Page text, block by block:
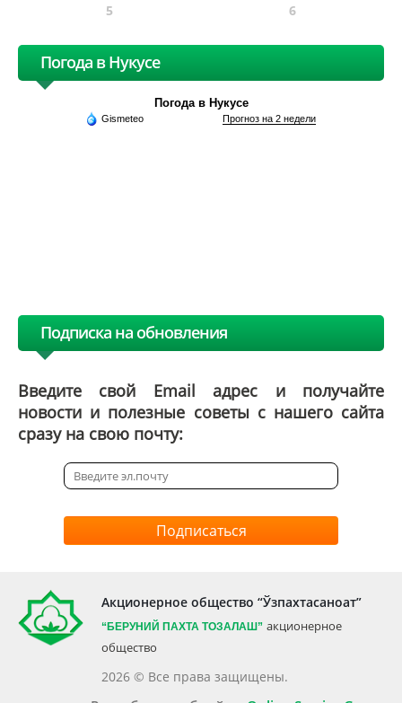
5
6
Погода в Нукусе
Погода в Нукусе
Gismeteo Прогноз на 2 недели
Подписка на обновления
Введите свой Email адрес и получайте
новости и полезные советы с нашего сайта
сразу на свою почту:
Подписаться
Акционерное общество “Ўзпахтасаноат”
“БЕРУНИЙ ПАХТА ТОЗАЛАШ” акционерное
общество
2026 © Все права защищены.